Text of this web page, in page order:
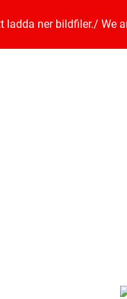
ladda ner bildfiler./ We